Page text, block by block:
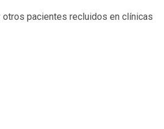
pacientes recluidos en clínicas